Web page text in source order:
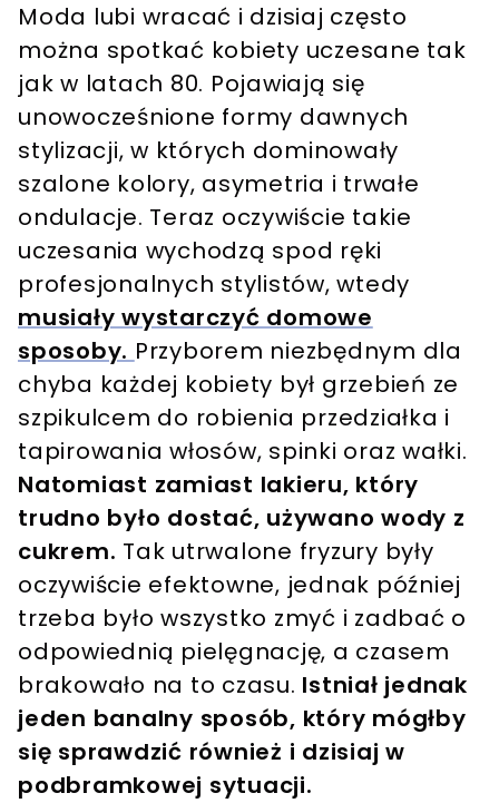
Moda lubi wracać i dzisiaj często
można spotkać kobiety uczesane tak
jak w latach 80. Pojawiają się
unowocześnione formy dawnych
stylizacji, w których dominowały
szalone kolory, asymetria i trwałe
ondulacje. Teraz oczywiście takie
uczesania wychodzą spod ręki
profesjonalnych stylistów, wtedy
musiały wystarczyć domowe
sposoby. Przyborem niezbędnym dla
chyba każdej kobiety był grzebień ze
szpikulcem do robienia przedziałka i
tapirowania włosów, spinki oraz wałki.
Natomiast zamiast lakieru, który
trudno było dostać, używano wody z
cukrem. Tak utrwalone fryzury były
oczywiście efektowne, jednak później
trzeba było wszystko zmyć i zadbać o
odpowiednią pielęgnację, a czasem
brakowało na to czasu. Istniał jednak
jeden banalny sposób, który mógłby
się sprawdzić również i dzisiaj w
podbramkowej sytuacji.